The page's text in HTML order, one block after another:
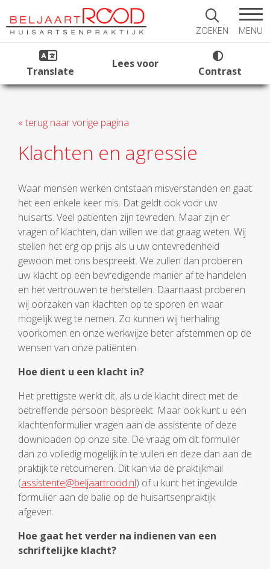
ZOEKEN MENU
Translate
Lees voor
Contrast
« terug naar vorige pagina
Klachten en agressie
Waar mensen werken ontstaan misverstanden en gaat
het een enkele keer mis. Dat geldt ook voor uw
huisarts. Veel patiënten zijn tevreden. Maar zijn er
vragen of klachten, dan willen we dat graag weten. Wij
stellen het erg op prijs als u uw ontevredenheid
gewoon met ons bespreekt. We zullen dan proberen
uw klacht op een bevredigende manier af te handelen
en het vertrouwen te herstellen. Daarnaast proberen
wij oorzaken van klachten op te sporen en waar
mogelijk weg te nemen. Zo kunnen wij herhaling
voorkomen en onze werkwijze beter afstemmen op de
wensen van onze patiënten.
Hoe dient u een klacht in?
Het prettigste werkt dit, als u de klacht direct met de
betreffende persoon bespreekt. Maar ook kunt u een
klachtenformulier vragen aan de assistente of deze
downloaden op onze site. De vraag om dit formulier
dan zo volledig mogelijk in te vullen en deze dan aan de
praktijk te retourneren. Dit kan via de praktijkmail
(assistente@beljaartrood.nl) of u kunt het ingevulde
formulier aan de balie op de huisartsenpraktijk
afgeven.
Hoe gaat het verder na indienen van een
schriftelijke klacht?